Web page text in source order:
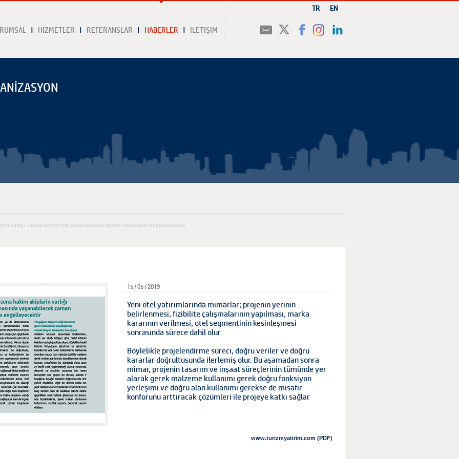
HİZMETLER REFERANSLAR HABERLER İLETİŞİM
TR EN
varlığı, inşaat esnasında yaşanabilecek zaman kayıplarını engelleyecektir.
15 / 05 / 2019
Yeni otel yatırımlarında mimarlar; projenin yerinin
belirlenmesi, fizibilite çalışmalarının yapılması, marka
kararının verilmesi, otel segmentinin kesinleşmesi
sonrasında sürece dahil olur
Böylelikle projelendirme süreci, doğru veriler ve doğru
kararlar doğrultusunda ilerlemiş olur. Bu aşamadan sonra
mimar, projenin tasarım ve inşaat süreçlerinin tümünde yer
alarak gerek malzeme kullanımı gerek doğru fonksiyon
yerleşimi ve doğru alan kullanımı gerekse de misafir
konforunu arttıracak çözümleri ile projeye katkı sağlar
www.turizmyatirim.com (PDF)